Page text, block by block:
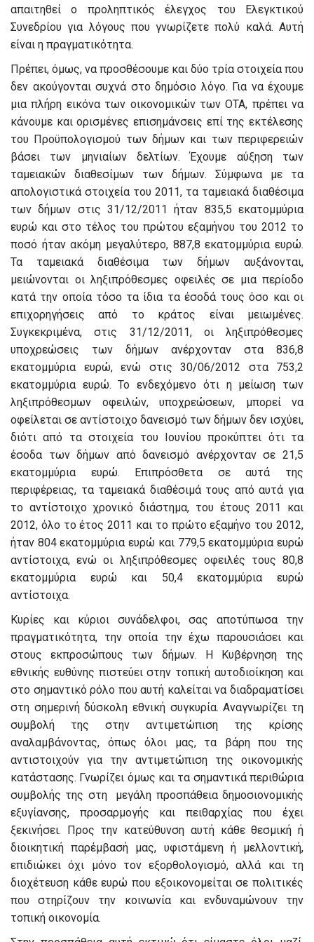
απαιτηθεί ο προληπτικός έλεγχος του Ελεγκτικού
Συνεδρίου για λόγους που γνωρίζετε πολύ καλά. Αυτή
είναι η πραγματικότητα.
Πρέπει, όμως, να προσθέσουμε και δύο τρία στοιχεία που
δεν ακούγονται συχνά στο δημόσιο λόγο. Για να έχουμε
μια πλήρη εικόνα των οικονομικών των ΟΤΑ, πρέπει να
κάνουμε και ορισμένες επισημάνσεις επί της εκτέλεσης
του Προϋπολογισμού των δήμων και των περιφερειών
βάσει των μηνιαίων δελτίων. Έχουμε αύξηση των
ταμειακών διαθεσίμων των δήμων. Σύμφωνα με τα
απολογιστικά στοιχεία του 2011, τα ταμειακά διαθέσιμα
των δήμων στις 31/12/2011 ήταν 835,5 εκατομμύρια
ευρώ και στο τέλος του πρώτου εξαμήνου του 2012 το
ποσό ήταν ακόμη μεγαλύτερο, 887,8 εκατομμύρια ευρώ.
Τα ταμειακά διαθέσιμα των δήμων αυξάνονται,
μειώνονται οι ληξιπρόθεσμες οφειλές σε μια περίοδο
κατά την οποία τόσο τα ίδια τα έσοδά τους όσο και οι
επιχορηγήσεις από το κράτος είναι μειωμένες.
Συγκεκριμένα, στις 31/12/2011, οι ληξιπρόθεσμες
υποχρεώσεις των δήμων ανέρχονταν στα 836,8
εκατομμύρια ευρώ, ενώ στις 30/06/2012 στα 753,2
εκατομμύρια ευρώ. Το ενδεχόμενο ότι η μείωση των
ληξιπρόθεσμων οφειλών, υποχρεώσεων, μπορεί να
οφείλεται σε αντίστοιχο δανεισμό των δήμων δεν ισχύει,
διότι από τα στοιχεία του Ιουνίου προκύπτει ότι τα
έσοδα των δήμων από δανεισμό ανέρχονταν σε 21,5
εκατομμύρια ευρώ. Επιπρόσθετα σε αυτά της
περιφέρειας, τα ταμειακά διαθέσιμά τους από αυτά για
το αντίστοιχο χρονικό διάστημα, του έτους 2011 και
2012, όλο το έτος 2011 και το πρώτο εξαμήνο του 2012,
ήταν 804 εκατομμύρια ευρώ και 779,5 εκατομμύρια ευρώ
αντίστοιχα, ενώ οι ληξιπρόθεσμες οφειλές τους 80,8
εκατομμύρια ευρώ και 50,4 εκατομμύρια ευρώ
αντίστοιχα.
Κυρίες και κύριοι συνάδελφοι, σας αποτύπωσα την
πραγματικότητα, την οποία την έχω παρουσιάσει και
στους εκπροσώπους των δήμων. Η Κυβέρνηση της
εθνικής ευθύνης πιστεύει στην τοπική αυτοδιοίκηση και
στο σημαντικό ρόλο που αυτή καλείται να διαδραματίσει
στη σημερινή δύσκολη εθνική συγκυρία. Αναγνωρίζει τη
συμβολή της στην αντιμετώπιση της κρίσης
αναλαμβάνοντας, όπως όλοι μας, τα βάρη που της
αντιστοιχούν για την αντιμετώπιση της οικονομικής
κατάστασης. Γνωρίζει όμως και τα σημαντικά περιθώρια
συμβολής της στη μεγάλη προσπάθεια δημοσιονομικής
εξυγίανσης, προσαρμογής και πειθαρχίας που έχει
ξεκινήσει. Προς την κατεύθυνση αυτή κάθε θεσμική ή
διοικητική παρέμβασή μας, υφιστάμενη ή μελλοντική,
επιδιώκει όχι μόνο τον εξορθολογισμό, αλλά και τη
διοχέτευση κάθε ευρώ που εξοικονομείται σε πολιτικές
που στηρίζουν την κοινωνία και ενδυναμώνουν την
τοπική οικονομία.